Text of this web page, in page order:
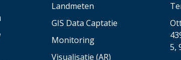
Landmeten
GIS Data Captatie
Monitoring
Visualisatie (AR)
5,